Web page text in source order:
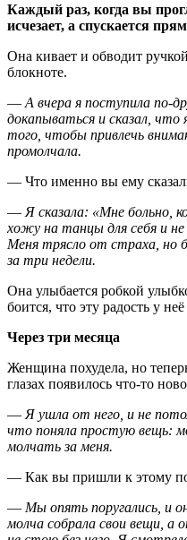
Каждый раз, когда вы
исчезает, а спускается
Она кивает и обводит
блокноте.
— А вчера я поступила по-
докапываться и сказал,
того, чтобы привлечь
промолчала.
— Что именно вы ему
— Я сказала: «Мне больно,
хожу на танцы для себя и
Меня трясло от страха, но
за три недели.
Она улыбается робкой
боится, что эту радость у
Через три месяца
Женщина похудела, но
глазах появилось что-то
— Я ушла от него, и не
что поняла простую вещь:
молчать за меня.
— Как вы пришли к этому
— Мы опять поругались, и
молча собрала свои вещи, а